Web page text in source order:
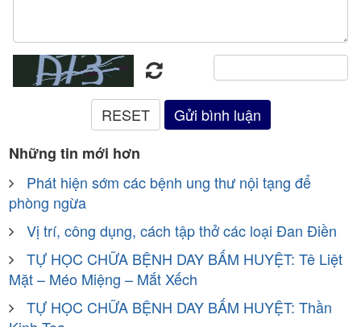
Những tin mới hơn
Phát hiện sớm các bệnh ung thư nội tạng để
phòng ngừa
Vị trí, công dụng, cách tập thở các loại Đan Điền
TỰ HỌC CHỮA BỆNH DAY BẤM HUYỆT: Tê Liệt
Mặt – Méo Miệng – Mắt Xếch
TỰ HỌC CHỮA BỆNH DAY BẤM HUYỆT: Thần